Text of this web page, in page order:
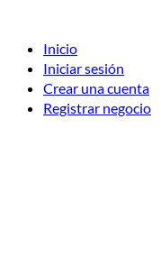
Inicio
Iniciar sesión
Crear una cuenta
Registrar negocio